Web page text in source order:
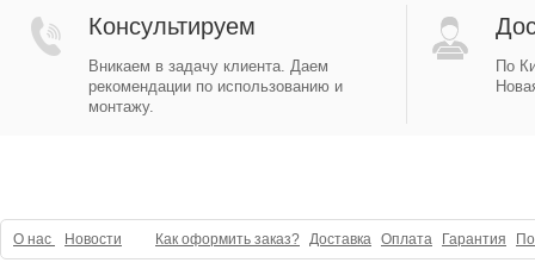
Консультируем
Вникаем в задачу клиента. Даем
рекомендации по использованию и
монтажу.
По
О нас Новости Как оформить заказ? Доставка Оплата Гарантия